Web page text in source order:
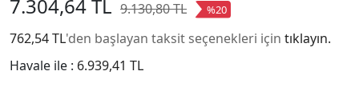
7.304,64 TL 9.130,80 TL %20
762,54 TL'den başlayan taksit seçenekleri için tıklayın.
Havale ile : 6.939,41 TL